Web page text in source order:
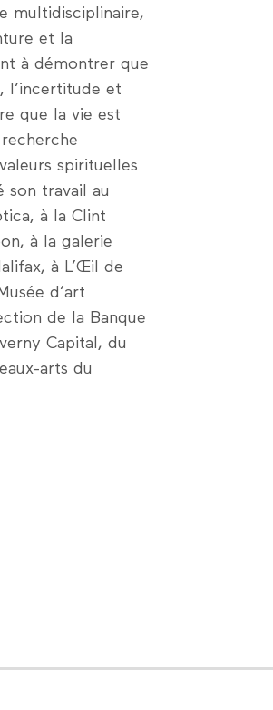
multidisciplinaire,
et la
à démontrer que
l’incertitude et
que la vie est
spirituelles
son travail au
à la Clint
à la galerie
à L’Œil de
d’art
de la Banque
Capital, du
arts du